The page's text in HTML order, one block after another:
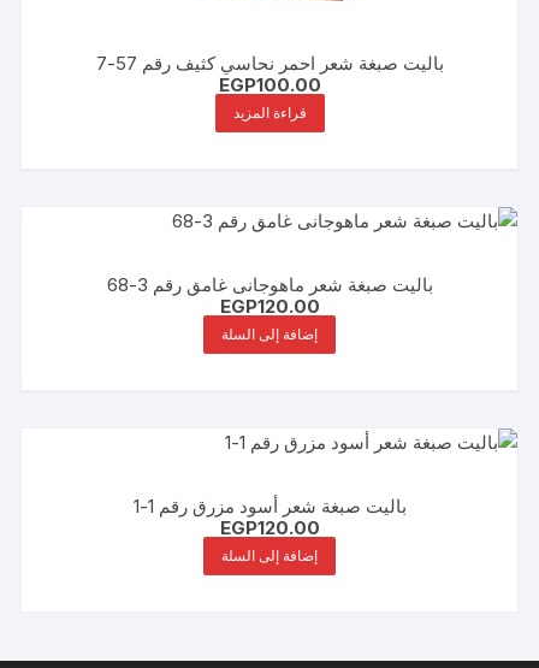
باليت صبغة شعر احمر نحاسي كثيف رقم 57-7
EGP100.00
قراءة المزيد
باليت صبغة شعر ماهوجانى غامق رقم 3-68
EGP120.00
إضافة إلى السلة
باليت صبغة شعر أسود مزرق رقم 1-1
EGP120.00
إضافة إلى السلة